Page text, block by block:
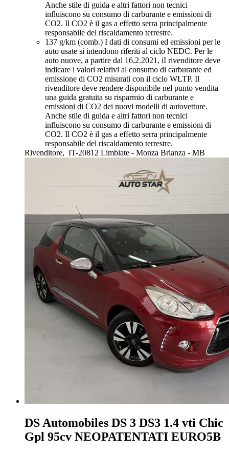
Anche stile di guida e altri fattori non tecnici
influiscono su consumo di carburante e emissioni di
CO2. Il CO2 è il gas a effetto serra principalmente
responsabile del riscaldamento terrestre.
137 g/km (comb.) I dati di consumi ed emissioni per le
auto usate si intendono riferiti al ciclo NEDC. Per le
auto nuove, a partire dal 16.2.2021, iI rivenditore deve
indicare i valori relativi al consumo di carburante ed
emissione di CO2 misurati con il ciclo WLTP. Il
rivenditore deve rendere disponibile nel punto vendita
una guida gratuita su risparmio di carburante e
emissioni di CO2 dei nuovi modelli di autovetture.
Anche stile di guida e altri fattori non tecnici
influiscono su consumo di carburante e emissioni di
CO2. Il CO2 è il gas a effetto serra principalmente
responsabile del riscaldamento terrestre.
Rivenditore, IT-20812 Limbiate - Monza Brianza - MB
DS Automobiles DS 3 DS3 1.4 vti Chic
Gpl 95cv NEOPATENTATI EURO5B